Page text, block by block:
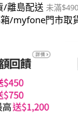
/離島配送 未滿
/myfone門市取